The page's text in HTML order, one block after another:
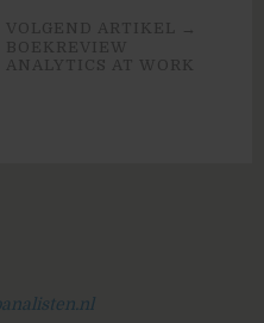
VOLGEND ARTIKEL →
BOEKREVIEW
ANALYTICS AT WORK